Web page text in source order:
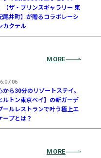
【ザ・プリンスギャラリー 東
尾井町】が贈るコラボレーシ
カクテル
MORE
から30分のリゾートステイ。
ルトン東京ベイ】の新ガーデ
ールレストランで叶う極上エ
ープとは？
MORE